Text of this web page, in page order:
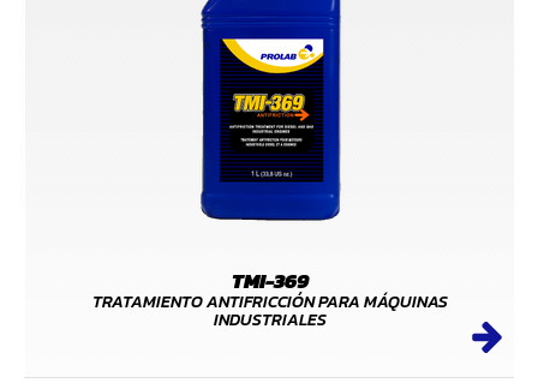
TMI-369
TRATAMIENTO ANTIFRICCIÓN PARA MÁQUINAS
INDUSTRIALES